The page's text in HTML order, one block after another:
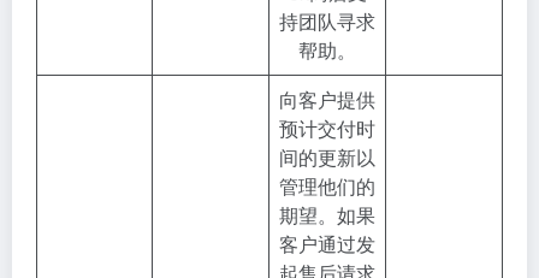
持团队寻求
帮助。
向客户提供
预计交付时
间的更新以
管理他们的
期望。如果
客户通过发
起售后请求